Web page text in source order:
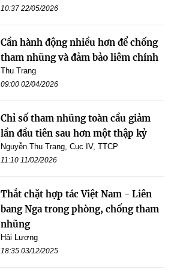
10:37 22/05/2026
Cần hành động nhiều hơn để chống
tham nhũng và đảm bảo liêm chính
Thu Trang
09:00 02/04/2026
Chỉ số tham nhũng toàn cầu giảm
lần đầu tiên sau hơn một thập kỷ
Nguyễn Thu Trang, Cục IV, TTCP
11:10 11/02/2026
Thắt chặt hợp tác Việt Nam - Liên
bang Nga trong phòng, chống tham
nhũng
Hải Lương
18:35 03/12/2025